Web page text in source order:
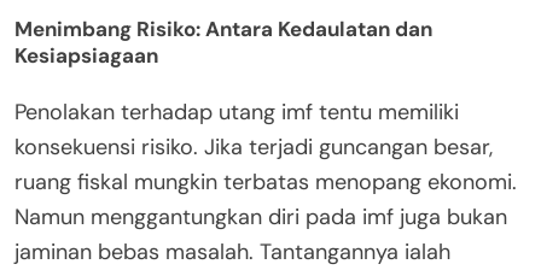
Menimbang Risiko: Antara Kedaulatan dan
Kesiapsiagaan
Penolakan terhadap utang imf tentu memiliki
konsekuensi risiko. Jika terjadi guncangan besar,
ruang fiskal mungkin terbatas menopang ekonomi.
Namun menggantungkan diri pada imf juga bukan
jaminan bebas masalah. Tantangannya ialah